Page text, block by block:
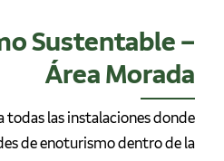
Sustentable –
Área Morada
todas las instalaciones donde
de enoturismo dentro de la